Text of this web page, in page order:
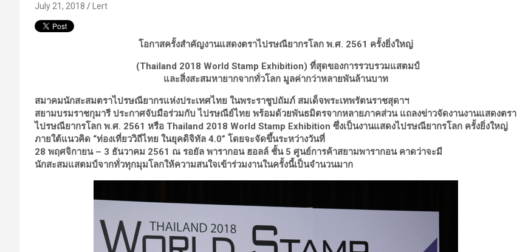
July 21, 2018 Lert
โอกาสครั้งสำคัญงานแสดงตราไปรษณียากรโลก พ.ศ. 2561 ครั้งยิ่งใหญ่
(Thailand 2018 World Stamp Exhibition) ที่สุดของการรวบรวมแสตมป์
และสิ่งสะสมหายากจากทั่วโลก มูลค่ากว่าหลายพันล้านบาท
สมาคมนักสะสมตราไปรษณียากรแห่งประเทศไทย ในพระราชูปถัมภ์ สมเด็จพระเทพรัตนราชสุดาฯ
สยามบรมราชกุมารี ประกาศจับมือร่วมกับ ไปรษณีย์ไทย พร้อมด้วยพันธมิตรจากหลายภาคส่วน แถลงข่าวจัดงานงานแสดงตรา
ไปรษณียากรโลก พ.ศ. 2561 หรือ Thailand 2018 World Stamp Exhibition ซึ่งเป็นงานแสดงไปรษณียากรโลก ครั้งยิ่งใหญ่
ภายใต้แนวคิด “ท่องเที่ยววิถีไทย ในยุคดิจิทัล 4.0” โดยจะจัดขึ้นระหว่างวันที่
28 พฤศจิกายน – 3 ธันวาคม 2561 ณ รอยัล พารากอน ฮอลล์ ชั้น 5 ศูนย์การค้าสยามพารากอน คาดว่าจะมี
นักสะสมแสตมป์จากทั่วทุกมุมโลกให้ความสนใจเข้าร่วมงานในครั้งนี้เป็นจำนวนมาก